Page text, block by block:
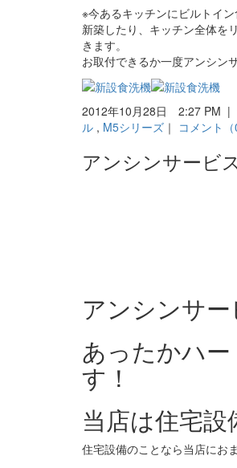
※今あるキッチンにビルトイ
新築したり、キッチン全体を
きます。
お取付できるか一度アンシン
2012年10月28日 2:27 PM |
ル , M5シリーズ ｜ コメント（
アンシンサービ
アンシンサ
あったかハ
す！
当店は住宅
住宅設備のことなら当店にお